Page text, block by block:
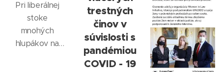
Obvinenia
sú proti
Svetovej
zdravotníckej
organizácii
sporadicky,...
Pri liberálnej
stoke
mnohých
hlupákov na
trestných
činov v
súvislosti s
pandémiou
COVID - 19
podstatu
toho, o čem
je "covid
pandemie",
jak a proč
začala, a jaký